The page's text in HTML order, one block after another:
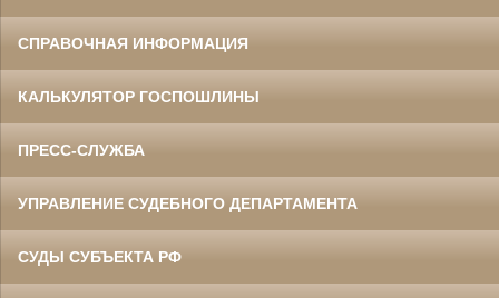
СПРАВОЧНАЯ ИНФОРМАЦИЯ
КАЛЬКУЛЯТОР ГОСПОШЛИНЫ
ПРЕСС-СЛУЖБА
УПРАВЛЕНИЕ СУДЕБНОГО ДЕПАРТАМЕНТА
СУДЫ СУБЪЕКТА РФ